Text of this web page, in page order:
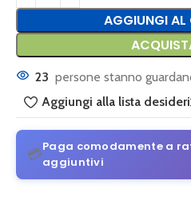
AGGIUNGI AL
23 persone stanno
Aggiungi alla lista desideri
💳Paga comodamente a
aggiuntivi